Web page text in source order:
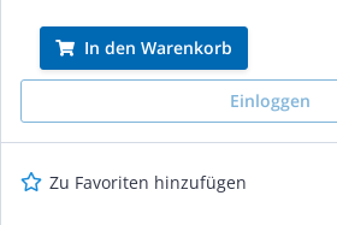
In den Warenkorb
Einloggen
Zu Favoriten hinzufügen